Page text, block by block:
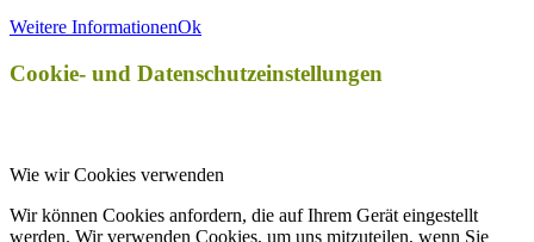
Weitere InformationenOk
Cookie- und Datenschutzeinstellungen
Wie wir Cookies verwenden
Wir können Cookies anfordern, die auf Ihrem Gerät eingestellt
werden. Wir verwenden Cookies, um uns mitzuteilen, wenn Sie